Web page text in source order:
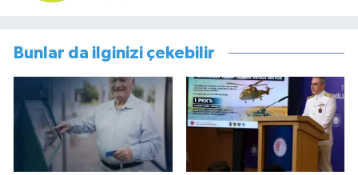
Bunlar da ilginizi çekebilir